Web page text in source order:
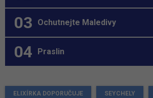
Ochutnejte Maledivy
Praslin
ELIXÍRKA DOPORUČUJE SEYCHELY